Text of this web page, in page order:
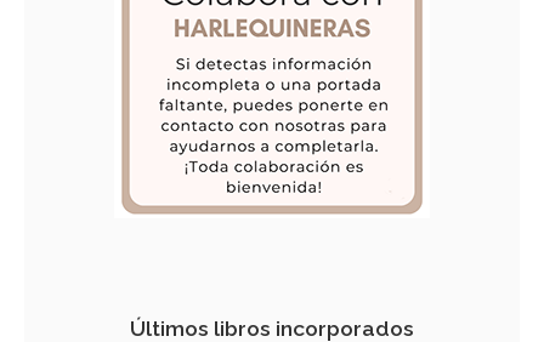
Últimos libros incorporados